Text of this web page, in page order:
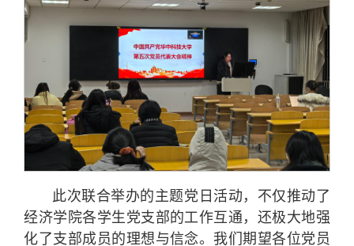
此次联合举办的主题党日活动，不仅推动了
经济学院各学生党支部的工作互通，还极大地强
化了支部成员的理想与信念。我们期望各位党员